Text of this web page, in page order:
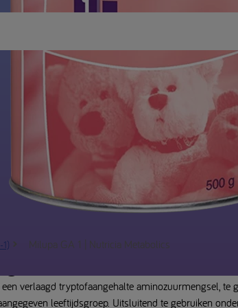
Milupa GA 1 | Nutricia Metabolics
verlaagd tryptofaangehalte aminozuurmengsel, te
leeftijdsgroep. Uitsluitend te gebruiken